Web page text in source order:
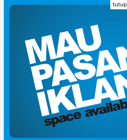
INDEKS
KARIR
PRIVACY POLICY
TENTANG KAMI
FORM PENGADUAN
tutup